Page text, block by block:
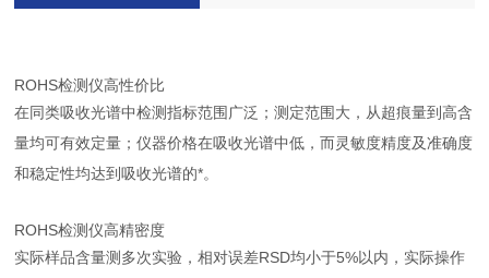
ROHS检测仪高性价比
在同类吸收光谱中检测指标范围广泛；测定范围大，从超痕量到高含
量均可有效定量；仪器价格在吸收光谱中低，而灵敏度精度及准确度
和稳定性均达到吸收光谱的*。
ROHS检测仪高精密度
实际样品含量测多次实验，相对误差RSD均小于5%以内，实际操作